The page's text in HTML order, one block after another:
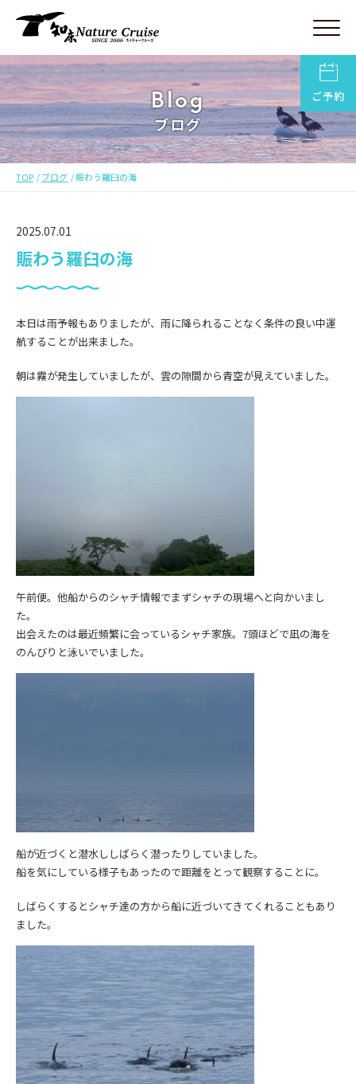
ご予約
Blog
ブログ
TOP ブログ 賑わう羅臼の海
2025.07.01
賑わう羅臼の海
本日は雨予報もありましたが、雨に降られることなく条件の良い中運
航することが出来ました。
朝は霧が発生していましたが、雲の隙間から青空が見えていました。
午前便。他船からのシャチ情報でまずシャチの現場へと向かいまし
た。
出会えたのは最近頻繁に会っているシャチ家族。7頭ほどで凪の海を
のんびりと泳いでいました。
船が近づくと潜水ししばらく潜ったりしていました。
船を気にしている様子もあったので距離をとって観察することに。
しばらくするとシャチ達の方から船に近づいてきてくれることもあり
ました。